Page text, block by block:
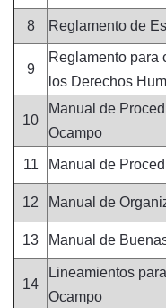
8 Reglamento de
9
Reglamento para
los Derechos
10
Manual de
Ocampo
11 Manual de
12 Manual de
13 Manual de
14
Lineamientos
Ocampo